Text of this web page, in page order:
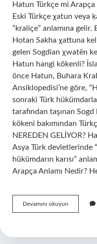
Hatun Türkçe mi Arapça
Eski Türkçe χatun veya
“kraliçe” anlamına gelir.
Hotan Sakha χattuna
gelen Sogdian χwatēn
Hatun hangi kökenli?
önce Hatun, Buhara
Ansiklopedisi’ne göre,
sonraki Türk
tarafından taşınan
kökeni bakımından
NEREDEN GELİYOR?
Asya Türk devletlerinde
hükümdarın karısı”
Arapça Anlamı Nedir?
Devamını okuyun
Kelimesi